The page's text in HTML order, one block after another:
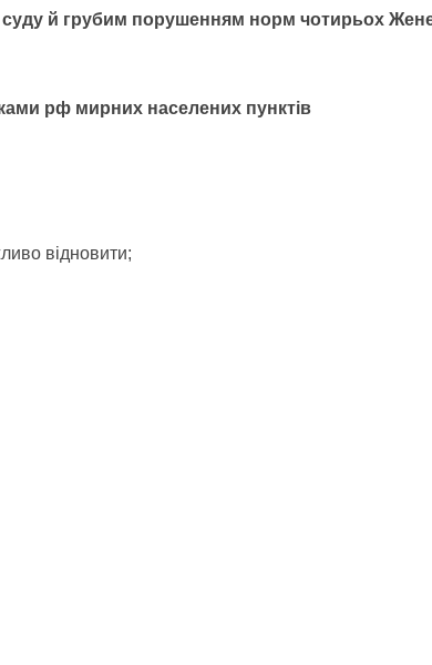
суду й грубим порушенням норм чотирьох
рф мирних населених пунктів
відновити;